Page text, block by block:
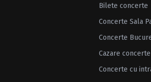
Bilete concerte
Concerte Sala
Concerte
Cazare concerte
Concerte cu